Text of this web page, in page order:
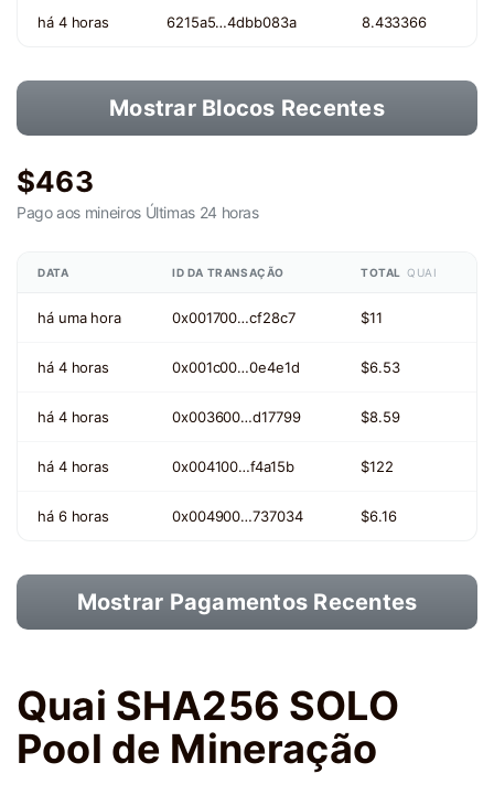
há 4 horas 6215a5…4dbb083a 8.433366
Mostrar Blocos Recentes
$463
Pago aos mineiros Últimas 24 horas
DATA ID DA TRANSAÇÃO TOTAL QUAI
há uma hora 0x001700…cf28c7 $11
há 4 horas 0x001c00…0e4e1d $6.53
há 4 horas 0x003600…d17799 $8.59
há 4 horas 0x004100…f4a15b $122
há 6 horas 0x004900…737034 $6.16
Mostrar Pagamentos Recentes
Quai SHA256 SOLO
Pool de Mineração